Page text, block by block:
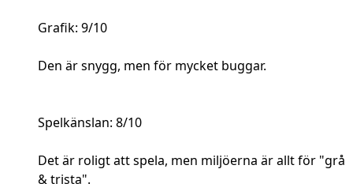
Grafik: 9/10
Den är snygg, men för mycket buggar.
Spelkänslan: 8/10
Det är roligt att spela, men miljöerna är allt för "grå
& trista".